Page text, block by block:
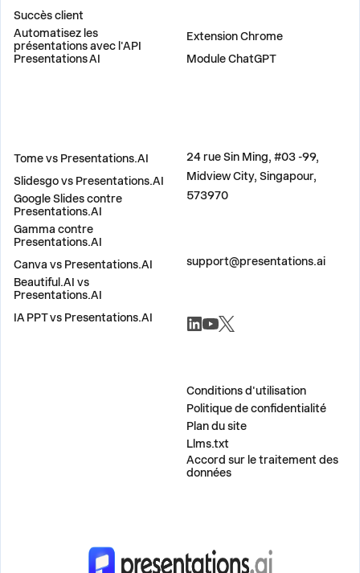
Succès client
Automatisez les
présentations avec l'API
Presentations AI
Extension Chrome
Module ChatGPT
Tome vs Presentations.AI
Slidesgo vs Presentations.AI
Google Slides contre
Presentations.AI
Gamma contre
Presentations.AI
Canva vs Presentations.AI
Beautiful.AI vs
Presentations.AI
IA PPT vs Presentations.AI
24 rue Sin Ming, #03 -99,
Midview City, Singapour,
573970
support@presentations.ai
Conditions d'utilisation
Politique de confidentialité
Plan du site
Llms.txt
Accord sur le traitement des
données